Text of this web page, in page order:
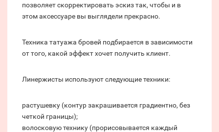
позволяет скорректировать эскиз так, чтобы и в
этом аксессуаре вы выглядели прекрасно.
Техника татуажа бровей подбирается в зависимости
от того, какой эффект хочет получить клиент.
Линержисты используют следующие техники:
растушевку (контур закрашивается градиентно, без
четкой границы);
волосковую технику (прорисовывается каждый